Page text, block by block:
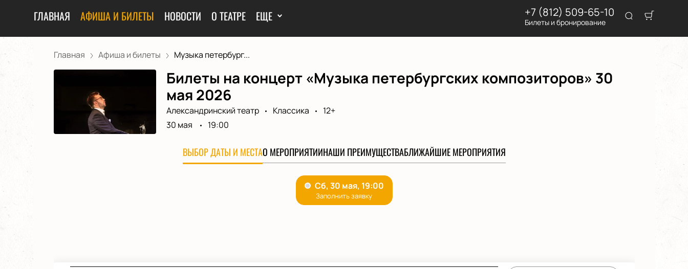
ГЛАВНАЯ АФИША И БИЛЕТЫ НОВОСТИ О ТЕАТРЕ ЕЩЕ +7 (812) 509-65-10
Билеты и бронирование
Главная Афиша и билеты Музыка петербург...
Билеты на концерт «Музыка петербургских композиторов» 30
мая 2026
Александринский театр Классика
12+
30 мая
19:00
ВЫБОР ДАТЫ И МЕСТАО МЕРОПРИЯТИИНАШИ ПРЕИМУЩЕСТВАБЛИЖАЙШИЕ МЕРОПРИЯТИЯ